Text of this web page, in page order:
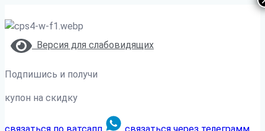
Версия для слабовидящих
Подпишись и получи
купон на скидку